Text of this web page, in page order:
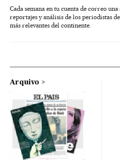
Cada semana en tu cuenta de correo
reportajes y análisis de los periodistas
más relevantes del continente.
Arquivo